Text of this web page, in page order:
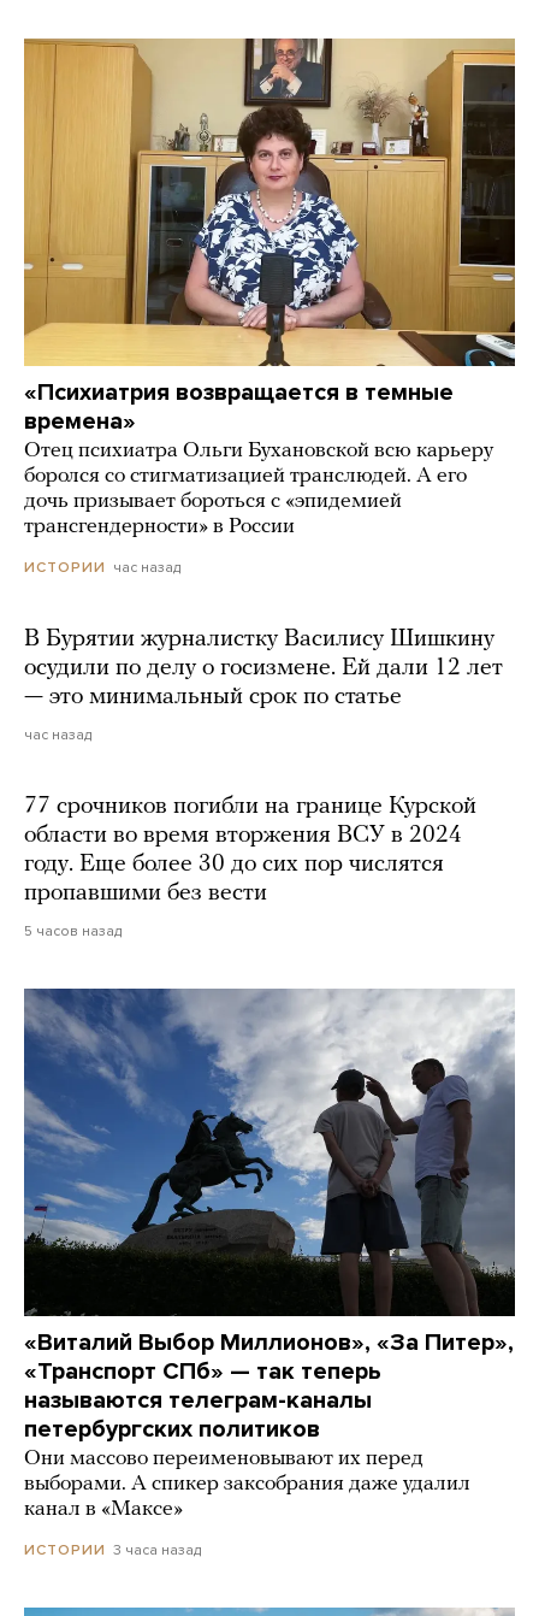
«Психиатрия возвращается в темные
времена»
Отец психиатра Ольги Бухановской всю карьеру
боролся со стигматизацией транслюдей. А его
дочь призывает бороться с «эпидемией
трансгендерности» в России
ИСТОРИИ час назад
В Бурятии журналистку Василису Шишкину
осудили по делу о госизмене. Ей дали 12 лет
— это минимальный срок по статье
час назад
77 срочников погибли на границе Курской
области во время вторжения ВСУ в 2024
году. Еще более 30 до сих пор числятся
пропавшими без вести
5 часов назад
«Виталий Выбор Миллионов», «За Питер»,
«Транспорт СПб» — так теперь
называются телеграм-каналы
петербургских политиков
Они массово переименовывают их перед
выборами. А спикер заксобрания даже удалил
канал в «Максе»
ИСТОРИИ 3 часа назад